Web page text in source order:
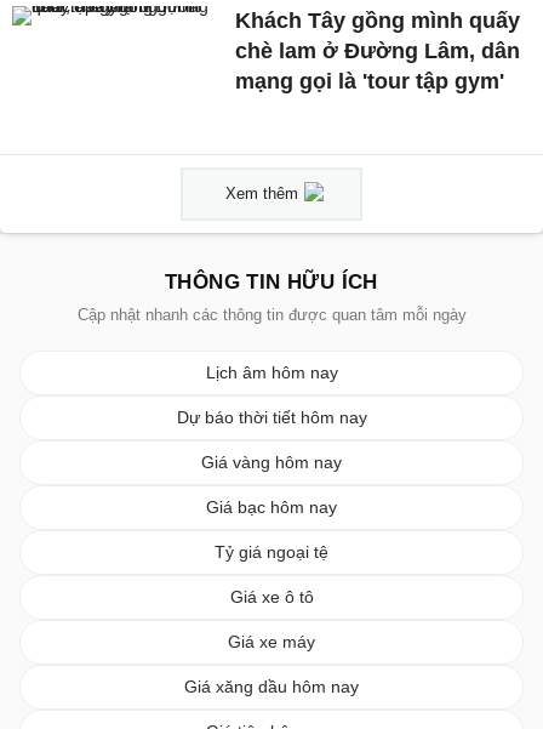
Khách Tây gồng mình quấy
chè lam ở Đường Lâm, dân
mạng gọi là 'tour tập gym'
Xem thêm
THÔNG TIN HỮU ÍCH
Cập nhật nhanh các thông tin được quan tâm mỗi ngày
Lịch âm hôm nay
Dự báo thời tiết hôm nay
Giá vàng hôm nay
Giá bạc hôm nay
Tỷ giá ngoại tệ
Giá xe ô tô
Giá xe máy
Giá xăng dầu hôm nay